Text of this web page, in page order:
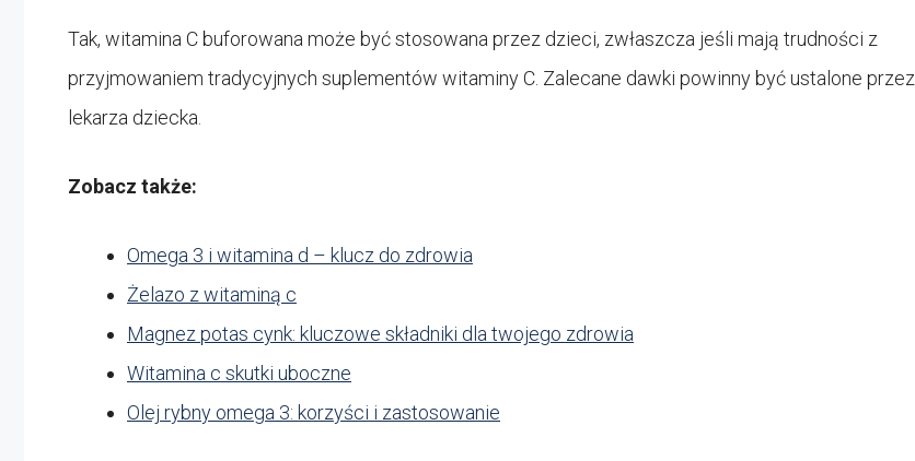
Tak, witamina C buforowana może być stosowana przez dzieci, zwłaszcza jeśli mają trudności z
przyjmowaniem tradycyjnych suplementów witaminy C. Zalecane dawki powinny być ustalone przez
lekarza dziecka.
Zobacz także:
Omega 3 i witamina d – klucz do zdrowia
Żelazo z witaminą c
Magnez potas cynk: kluczowe składniki dla twojego zdrowia
Witamina c skutki uboczne
Olej rybny omega 3: korzyści i zastosowanie